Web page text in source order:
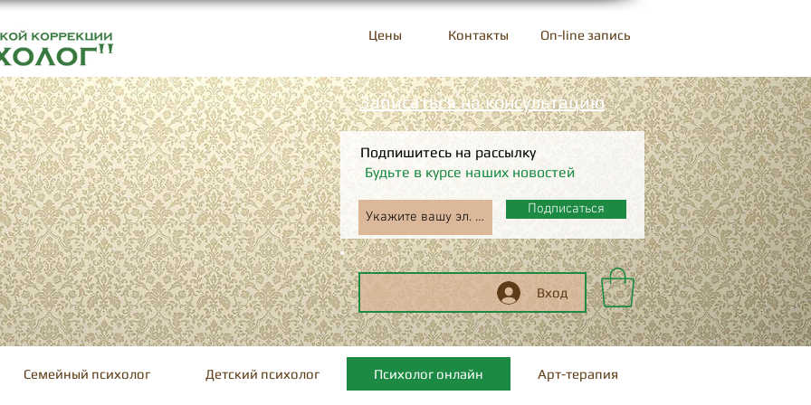
Цены Контакты On-line запись
Записаться на консультацию
Подпишитесь на рассылку
Будьте в курсе наших новостей
Подписаться
Вход
Семейный психолог Детский психолог Психолог онлайн Арт-терапия